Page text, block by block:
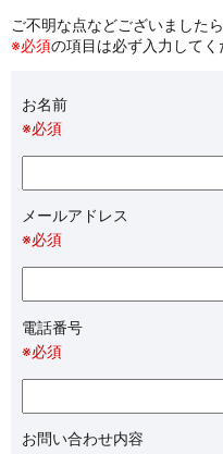
ご不明な点などございました
※必須の項目は必ず入力してく
お名前
※必須
メールアドレス
※必須
電話番号
※必須
お問い合わせ内容